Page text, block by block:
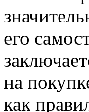
его
на
как